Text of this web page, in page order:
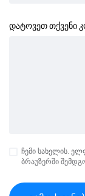
დატოვეთ თქვენი
ჩემი სახელის.
ბრაუზერში